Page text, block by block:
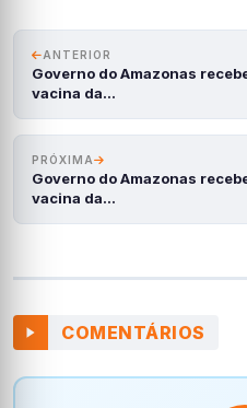
ANTERIOR
Governo do Amazonas
vacina da…
PRÓXIMA
Governo do Amazonas
vacina da…
COMENTÁRIOS